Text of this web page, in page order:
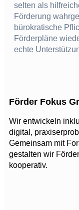
selten als
Förderung
bürokratische
Förderpläne
echte
Förder Fokus
Wir entwickeln
digital,
Gemeinsam mit
gestalten wir
kooperativ.